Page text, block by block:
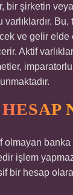
bir şirketin
varlıklardır.
ve gelir
Aktif
olmayan banka
işlem
bir hesap